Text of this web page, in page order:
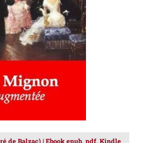
/ DÉTAILS
de Balzac) | Ebook epub, pdf, Kindle